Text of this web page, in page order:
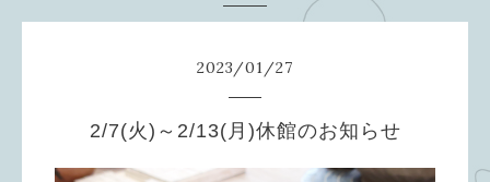
2023/01/27
2/7(火)～2/13(月)休館のお知らせ